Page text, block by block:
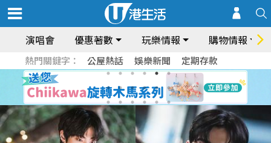
演唱會 優惠著數 玩樂情報 購物情報
熱門關鍵字： 公屋熱話 娛樂新聞 定期存款